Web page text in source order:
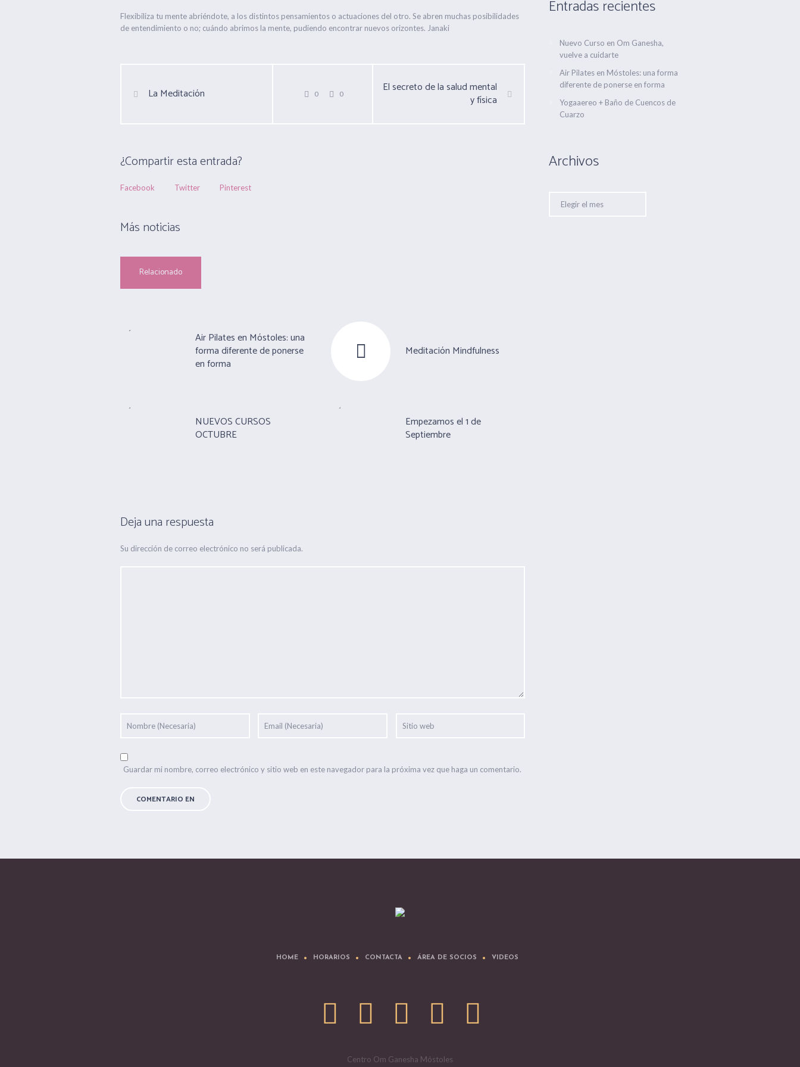
Flexibiliza tu mente abriéndote, a los distintos pensamientos o actuaciones del otro. Se abren muchas posibilidades
de entendimiento o no; cuándo abrimos la mente, pudiendo encontrar nuevos orizontes. Janaki
0 0
La Meditación
El secreto de la salud mental
y física
¿Compartir esta entrada?
Facebook Twitter Pinterest
Más noticias
Relacionado
Air Pilates en Móstoles: una
forma diferente de ponerse
en forma
Meditación Mindfulness
NUEVOS CURSOS
OCTUBRE
Empezamos el 1 de
Septiembre
Deja una respuesta
Su dirección de correo electrónico no será publicada.
Guardar mi nombre, correo electrónico y sitio web en este navegador para la próxima vez que haga un comentario.
Entradas recientes
Nuevo Curso en Om Ganesha,
vuelve a cuidarte
Air Pilates en Móstoles: una forma
diferente de ponerse en forma
Yogaaereo + Baño de Cuencos de
Cuarzo
Archivos
HOME HORARIOS CONTACTA ÁREA DE SOCIOS VIDEOS
Centro Om Ganesha Móstoles